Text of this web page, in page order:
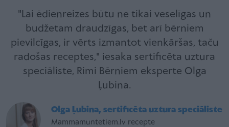
"Lai ēdienreizes būtu ne tikai veselīgas un
budžetam draudzīgas, bet arī bērniem
pievilcīgas, ir vērts izmantot vienkāršas, taču
radošas receptes," iesaka sertificēta uztura
speciāliste, Rimi Bērniem eksperte Olga
Ļubina.
Olga Ļubina, sertificēta uztura speciāliste
Mammamuntetiem.lv recepte